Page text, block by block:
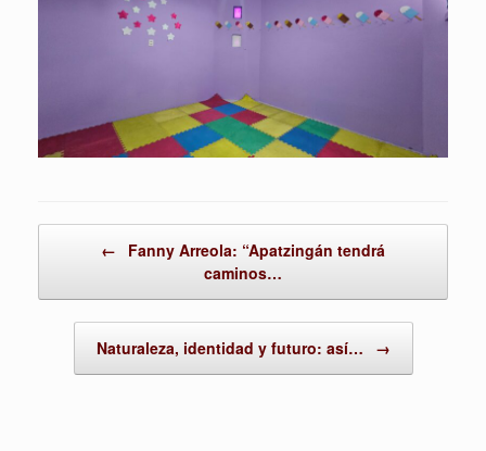
←
Fanny Arreola: “Apatzingán tendrá
caminos…
Naturaleza, identidad y futuro: así… →